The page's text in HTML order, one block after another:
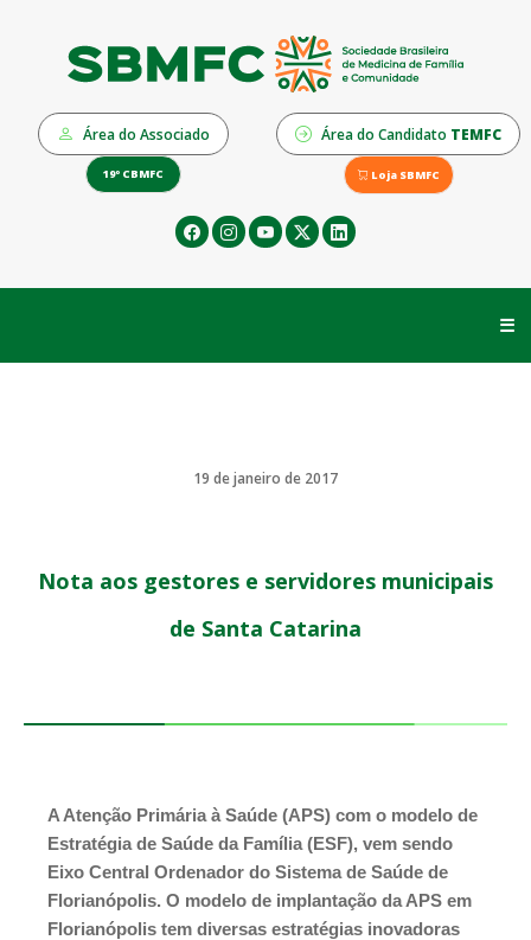
Área do Associado Área do Candidato TEMFC
19º CBMFC Loja SBMFC
☰
19 de janeiro de 2017
Nota aos gestores e servidores municipais
de Santa Catarina
A Atenção Primária à Saúde (APS) com o modelo de
Estratégia de Saúde da Família (ESF), vem sendo
Eixo Central Ordenador do Sistema de Saúde de
Florianópolis. O modelo de implantação da APS em
Florianópolis tem diversas estratégias inovadoras